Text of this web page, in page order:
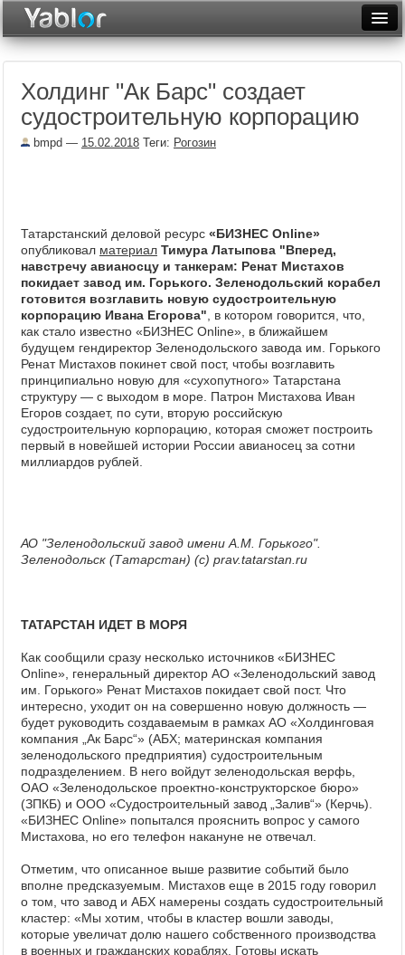
Неделя
Месяц
Фототоп
Видеотоп
Холдинг "Ак Барс" создает
судостроительную корпорацию
bmpd — 15.02.2018 Теги: Рогозин
Татарстанский деловой ресурс «БИЗНЕС Online»
опубликовал материал Тимура Латыпова "Вперед,
навстречу авианосцу и танкерам: Ренат Мистахов
покидает завод им. Горького. Зеленодольский корабел
готовится возглавить новую судостроительную
корпорацию Ивана Егорова" , в котором говорится, что,
как стало известно «БИЗНЕС Online», в ближайшем
будущем гендиректор Зеленодольского завода им. Горького
Ренат Мистахов покинет свой пост, чтобы возглавить
принципиально новую для «сухопутного» Татарстана
структуру — с выходом в море. Патрон Мистахова Иван
Егоров создает, по сути, вторую российскую
судостроительную корпорацию, которая сможет построить
первый в новейшей истории России авианосец за сотни
миллиардов рублей.
АО "Зеленодольский завод имени А.М. Горького".
Зеленодольск (Татарстан) (с) prav.tatarstan.ru
ТАТАРСТАН ИДЕТ В МОРЯ
Как сообщили сразу несколько источников «БИЗНЕС
Online», генеральный директор АО «Зеленодольский завод
им. Горького» Ренат Мистахов покидает свой пост. Что
интересно, уходит он на совершенно новую должность —
будет руководить создаваемым в рамках АО «Холдинговая
компания „Ак Барс“» (АБХ; материнская компания
зеленодольского предприятия) судостроительным
подразделением. В него войдут зеленодольская верфь,
ОАО «Зеленодольское проектно-конструкторское бюро»
(ЗПКБ) и ООО «Судостроительный завод „Залив“» (Керчь).
«БИЗНЕС Online» попытался прояснить вопрос у самого
Мистахова, но его телефон накануне не отвечал.
Отметим, что описанное выше развитие событий было
вполне предсказуемым. Мистахов еще в 2015 году говорил
о том, что завод и АБХ намерены создать судостроительный
кластер: «Мы хотим, чтобы в кластер вошли заводы,
которые увеличат долю нашего собственного производства
в военных и гражданских кораблях. Готовы искать